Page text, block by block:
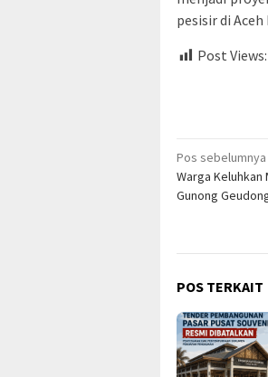
pesisir di Aceh
Post Views:
Navigasi
pos
Pos sebelumnya
Warga
Gunong
POS TERKAIT